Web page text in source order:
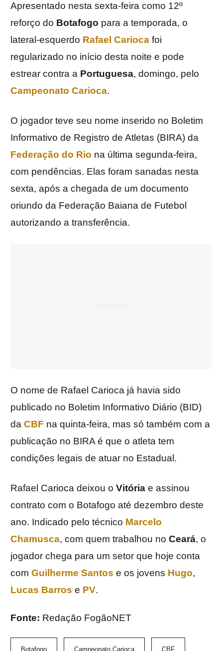
Apresentado nesta sexta-feira como 12º
reforço do Botafogo para a temporada, o
lateral-esquerdo Rafael Carioca foi
regularizado no início desta noite e pode
estrear contra a Portuguesa, domingo, pelo
Campeonato Carioca.
O jogador teve seu nome inserido no Boletim
Informativo de Registro de Atletas (BIRA) da
Federação do Rio na última segunda-feira,
com pendências. Elas foram sanadas nesta
sexta, após a chegada de um documento
oriundo da Federação Baiana de Futebol
autorizando a transferência.
O nome de Rafael Carioca já havia sido
publicado no Boletim Informativo Diário (BID)
da CBF na quinta-feira, mas só também com a
publicação no BIRA é que o atleta tem
condições legais de atuar no Estadual.
Rafael Carioca deixou o Vitória e assinou
contrato com o Botafogo até dezembro deste
ano. Indicado pelo técnico Marcelo
Chamusca, com quem trabalhou no Ceará, o
jogador chega para um setor que hoje conta
com Guilherme Santos e os jovens Hugo,
Lucas Barros e PV.
Fonte: Redação FogãoNET
Botafogo Campeonato Carioca CBF